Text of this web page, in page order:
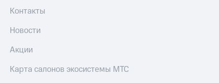
Контакты
Новости
Акции
Карта салонов экосистемы МТС